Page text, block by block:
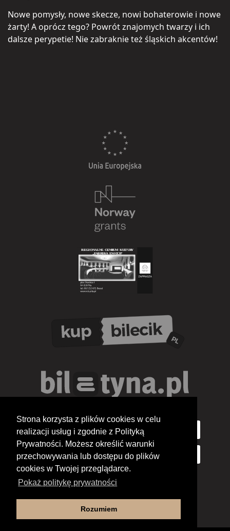
Strona korzysta z plików cookies w celu
realizacji usług i zgodnie z Polityką
Prywatności. Możesz określić warunki
przechowywania lub dostępu do plików
cookies w Twojej przeglądarce.
Pokaż politykę prywatności
Rozumiem
Nowe pomysły, nowe skecze, nowi bohaterowie i nowe
żarty! A oprócz tego? Powrót znajomych twarzy i ich
dalsze perypetie! Nie zabraknie też śląskich akcentów!